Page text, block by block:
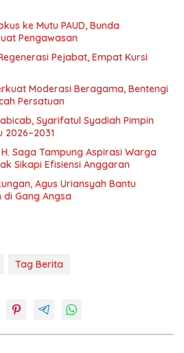
ke Mutu PAUD, Bunda
Pengawasan
Pejabat, Empat Kursi
Moderasi Beragama, Bentengi
Persatuan
Syarifatul Syadiah Pimpin
Saga Tampung Aspirasi Warga
Sikapi Efisiensi Anggaran
Agus Uriansyah Bantu
Gang Angsa
Tag Berita